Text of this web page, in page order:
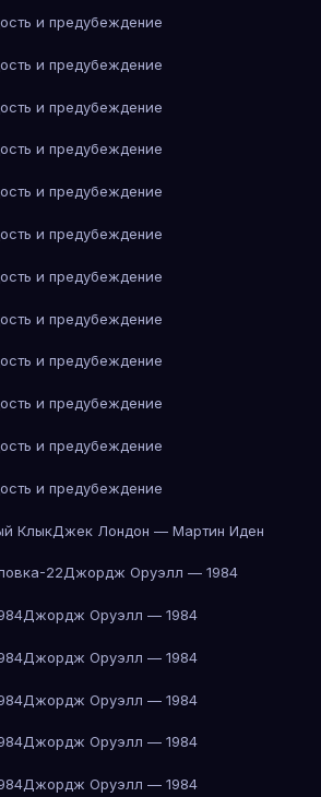
и предубеждение
и предубеждение
и предубеждение
и предубеждение
и предубеждение
и предубеждение
и предубеждение
и предубеждение
и предубеждение
и предубеждение
и предубеждение
и предубеждение
КлыкДжек Лондон — Мартин Иден
22Джордж Оруэлл — 1984
Джордж Оруэлл — 1984
Джордж Оруэлл — 1984
Джордж Оруэлл — 1984
Джордж Оруэлл — 1984
Джордж Оруэлл — 1984